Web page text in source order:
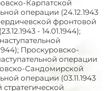
Карпатской
операции (24.12.1943
фронтовой
- 14.01.1944);
Проскуровско-
операции
Сандомирской
операции (03.11.1943
стратегической